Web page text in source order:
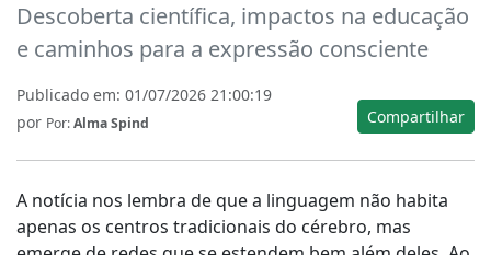
Descoberta científica, impactos na educação
e caminhos para a expressão consciente
Publicado em: 01/07/2026 21:00:19
por Por:Alma Spind Compartilhar
A notícia nos lembra de que a linguagem não habita
apenas os centros tradicionais do cérebro, mas